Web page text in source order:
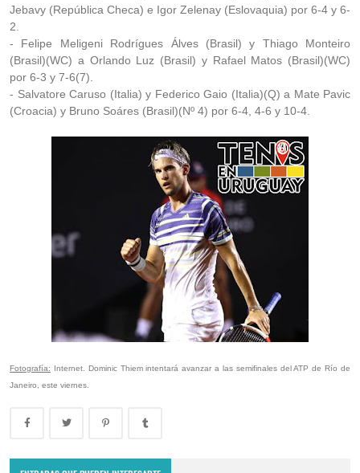
Jebavy (República Checa) e Igor Zelenay (Eslovaquia) por 6-4 y 6-
2.
- Felipe Meligeni Rodrígues Álves (Brasil) y Thiago Monteiro
(Brasil)(WC) a Orlando Luz (Brasil) y Rafael Matos (Brasil)(WC)
por 6-3 y 7-6(7).
- Salvatore Caruso (Italia) y Federico Gaio (Italia)(Q) a Mate Pavic
(Croacia) y Bruno Soáres (Brasil)(Nº 4) por 6-4, 4-6 y 10-4.
Fotografía: Internet. Dominic Thiem intentará avanzar a las semifinales del ATP de Río de
Janeiro, este viernes.